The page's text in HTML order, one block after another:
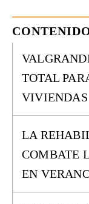
TOTAL
VIVIENDAS
LA
COMBATE
EN